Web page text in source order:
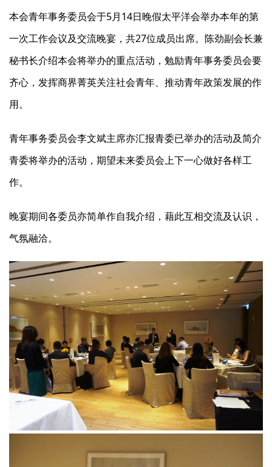
本会青年事务委员会于5月14日晚假太平洋会举办本年的第
一次工作会议及交流晚宴，共27位成员出席。陈劲副会长兼
秘书长介绍本会将举办的重点活动，勉励青年事务委员会要
齐心，发挥商界菁英关注社会青年、推动青年政策发展的作
用。
青年事务委员会李文斌主席亦汇报青委已举办的活动及简介
青委将举办的活动，期望未来委员会上下一心做好各样工
作。
晚宴期间各委员亦简单作自我介绍，藉此互相交流及认识，
气氛融洽。